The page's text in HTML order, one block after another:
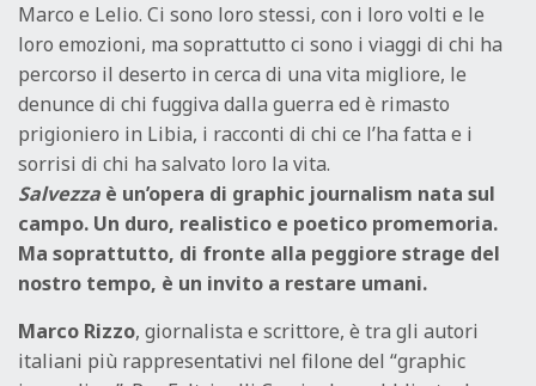
Marco e Lelio. Ci sono loro stessi, con i loro volti e le
loro emozioni, ma soprattutto ci sono i viaggi di chi ha
percorso il deserto in cerca di una vita migliore, le
denunce di chi fuggiva dalla guerra ed è rimasto
prigioniero in Libia, i racconti di chi ce l’ha fatta e i
sorrisi di chi ha salvato loro la vita.
Salvezza è un’opera di graphic journalism nata sul
campo. Un duro, realistico e poetico promemoria.
Ma soprattutto, di fronte alla peggiore strage del
nostro tempo, è un invito a restare umani.
Marco Rizzo, giornalista e scrittore, è tra gli autori
italiani più rappresentativi nel filone del “graphic